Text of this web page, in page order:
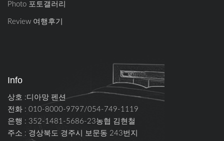
Photo 포토갤러리
Review 여행후기
Info
상호 :디아망 펜션
전화 : 010-8000-9797/054-749-1119
은행 : 352-1481-5686-23농협 김현철
주소 : 경상북도 경주시 보문동 243번지